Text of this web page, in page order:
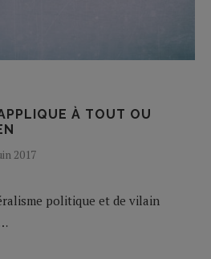
À TOUT OU
2017
politique et de vilain